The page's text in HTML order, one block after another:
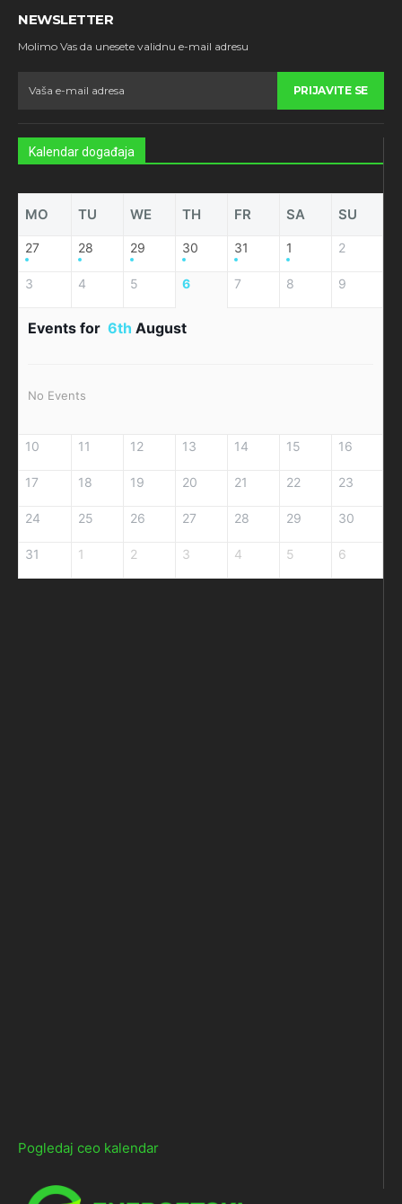
NEWSLETTER
Molimo Vas da unesete validnu e-mail adresu
PRIJAVITE SE
Kalendar događaja
MO TU WE TH FR SA SU
27 28 29 30 31 1 2
3 4 5 6 7 8 9
Events for 6th August
No Events
10 11 12 13 14 15 16
17 18 19 20 21 22 23
24 25 26 27 28 29 30
31 1 2 3 4 5 6
Pogledaj ceo kalendar